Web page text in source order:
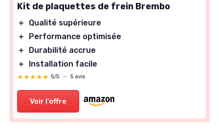
Kit de plaquettes de frein Brembo
＋
Qualité supérieure
＋
Performance optimisée
＋
Durabilité accrue
＋
Installation facile
★★★★★
★★★★★ 5/5 — 5 avis
Voir l'offre